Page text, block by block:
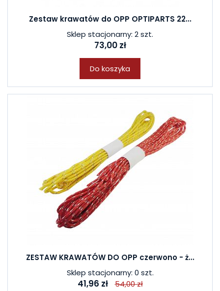
Zestaw krawatów do OPP OPTIPARTS 22...
Sklep stacjonarny: 2 szt.
73,00 zł
Do koszyka
ZESTAW KRAWATÓW DO OPP czerwono - ż...
Sklep stacjonarny: 0 szt.
41,96 zł 54,00 zł